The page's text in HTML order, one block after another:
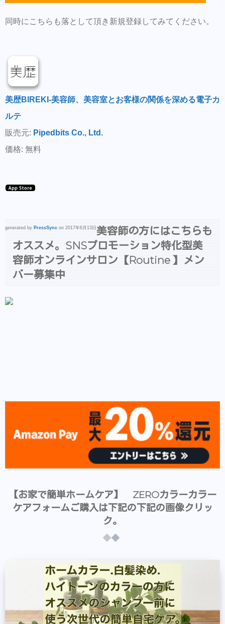
同時にこちらも落として頂き新規登録してみてください。
美歴BIREKI-美容師、美容室とお客様の関係を深める電子カ
ルテ
販売元: Pipedbits Co., Ltd.
価格: 無料
generated by PressSync on 2017年6月13日 美容師の方にはこちらも
オススメ。SNSプロモーション特化型美
容師オンラインサロン【Routine 】メン
バー募集中
【お家で簡単ホームケア】 ZEROカラーカラー
ケアフォームご購入は下記の下記の画像クリッ
ク。